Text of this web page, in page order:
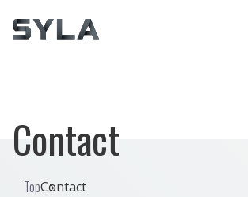
Contact
TopContact